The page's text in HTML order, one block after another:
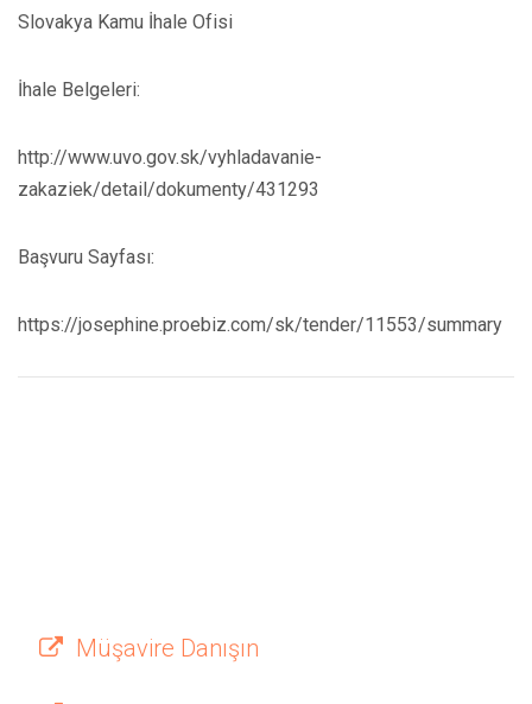
Slovakya Kamu İhale Ofisi
İhale Belgeleri:
http://www.uvo.gov.sk/vyhladavanie-
zakaziek/detail/dokumenty/431293
Başvuru Sayfası:
https://josephine.proebiz.com/sk/tender/11553/summary
Müşavire Danışın